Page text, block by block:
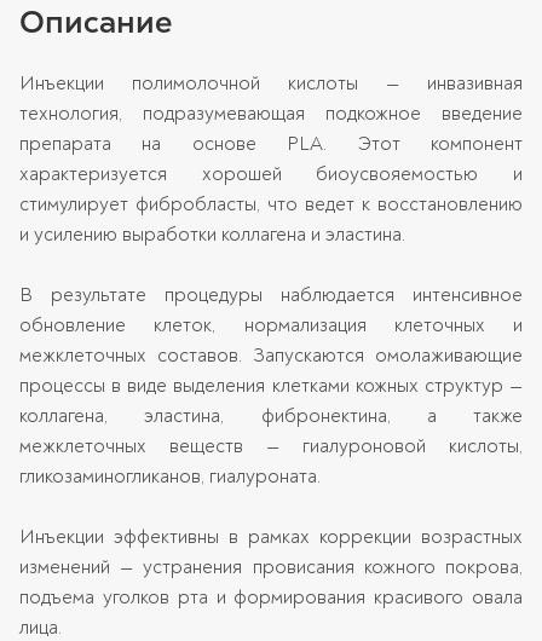
Описание
Инъекции полимолочной кислоты — инвазивная
технология, подразумевающая подкожное введение
препарата на основе PLA. Этот компонент
характеризуется хорошей биоусвояемостью и
стимулирует фибробласты, что ведет к восстановлению
и усилению выработки коллагена и эластина.
В результате процедуры наблюдается интенсивное
обновление клеток, нормализация клеточных и
межклеточных составов. Запускаются омолаживающие
процессы в виде выделения клетками кожных структур —
коллагена, эластина, фибронектина, а также
межклеточных веществ — гиалуроновой кислоты,
гликозаминогликанов, гиалуроната.
Инъекции эффективны в рамках коррекции возрастных
изменений — устранения провисания кожного покрова,
подъема уголков рта и формирования красивого овала
лица.